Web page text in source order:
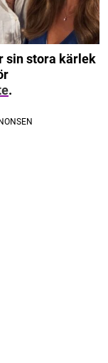
sin stora kärlek
.